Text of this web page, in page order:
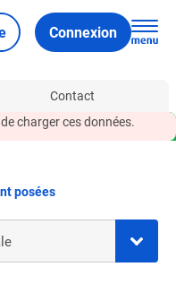
Connexion
Contact
charger ces données.
posées